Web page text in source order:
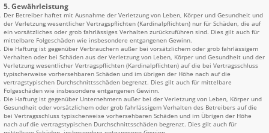
5. Gewährleistung
Der Betreiber haftet mit Ausnahme der Verletzung von Leben, Körper und Gesundheit und
der Verletzung wesentlicher Vertragspflichten (Kardinalpflichten) nur für Schäden, die auf
ein vorsätzliches oder grob fahrlässiges Verhalten zurückzuführen sind. Dies gilt auch für
mittelbare Folgeschäden wie insbesondere entgangenen Gewinn.
Die Haftung ist gegenüber Verbrauchern außer bei vorsätzlichem oder grob fahrlässigem
Verhalten oder bei Schäden aus der Verletzung von Leben, Körper und Gesundheit und der
Verletzung wesentlicher Vertragspflichten (Kardinalpflichten) auf die bei Vertragsschluss
typischerweise vorhersehbaren Schäden und im übrigen der Höhe nach auf die
vertragstypischen Durchschnittsschäden begrenzt. Dies gilt auch für mittelbare
Folgeschäden wie insbesondere entgangenen Gewinn.
Die Haftung ist gegenüber Unternehmern außer bei der Verletzung von Leben, Körper und
Gesundheit oder vorsätzlichem oder grob fahrlässigem Verhalten des Betreibers auf die
bei Vertragsschluss typischerweise vorhersehbaren Schäden und im Übrigen der Höhe
nach auf die vertragstypischen Durchschnittsschäden begrenzt. Dies gilt auch für